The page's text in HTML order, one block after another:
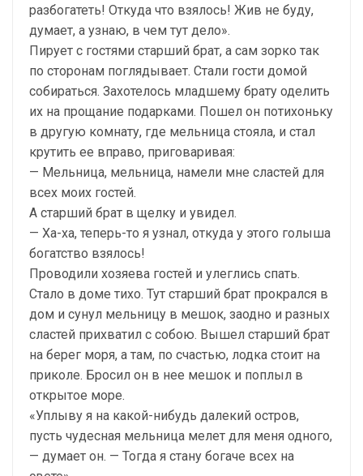
разбогатеть! Откуда что взялось! Жив не буду,
думает, а узнаю, в чем тут дело».
Пирует с гостями старший брат, а сам зорко так
по сторонам поглядывает. Стали гости домой
собираться. Захотелось младшему брату оделить
их на прощание подарками. Пошел он потихоньку
в другую комнату, где мельница стояла, и стал
крутить ее вправо, приговаривая:
— Мельница, мельница, намели мне сластей для
всех моих гостей.
А старший брат в щелку и увидел.
— Ха-ха, теперь-то я узнал, откуда у этого голыша
богатство взялось!
Проводили хозяева гостей и улеглись спать.
Стало в доме тихо. Тут старший брат прокрался в
дом и сунул мельницу в мешок, заодно и разных
сластей прихватил с собою. Вышел старший брат
на берег моря, а там, по счастью, лодка стоит на
приколе. Бросил он в нее мешок и поплыл в
открытое море.
«Уплыву я на какой-нибудь далекий остров,
пусть чудесная мельница мелет для меня одного,
— думает он. — Тогда я стану богаче всех на